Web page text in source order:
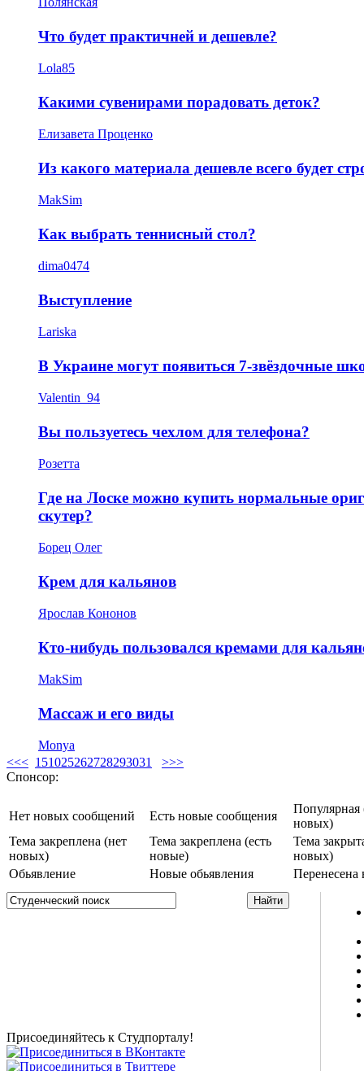
Что будет практичней и дешевле?
Lola85
Какими сувенирами порадовать деток?
Елизавета Проценко
Из какого материала дешевле всего будет
MakSim
Как выбрать теннисный стол?
dima0474
Выступление
Lariska
В Украине могут появиться 7-звёздочные
Valentin_94
Вы пользуетесь чехлом для телефона?
Розетта
Где на Лоске можно купить нормальные
скутер?
Борец Олег
Крем для кальянов
Ярослав Кононов
Кто-нибудь пользовался кремами для
MakSim
Массаж и его виды
Monya
<<< 1 51025262728293031 >>>
Спонсор:
Нет новых сообщений Есть новые сообщения
Популярная
новых)
Тема закреплена (нет
новых)
Тема закреплена (есть
новые)
Тема
новых)
Обьявление
Новые обьявления Перенесена
Присоединяйтесь к Студпорталу!